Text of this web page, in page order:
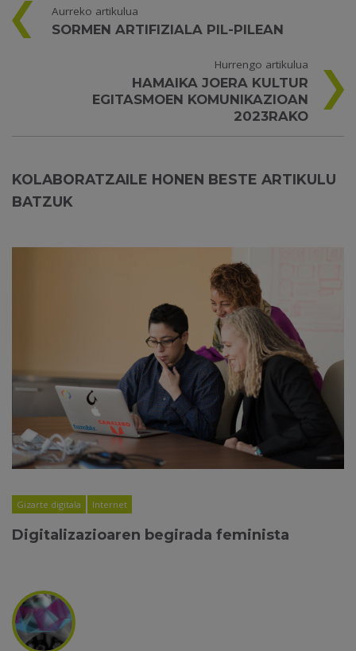
Aurreko artikulua
SORMEN ARTIFIZIALA PIL-PILEAN
Hurrengo artikulua
HAMAIKA JOERA KULTUR
EGITASMOEN KOMUNIKAZIOAN
2023RAKO
KOLABORATZAILE HONEN BESTE ARTIKULU
BATZUK
Gizarte digitala Internet
Digitalizazioaren begirada feminista